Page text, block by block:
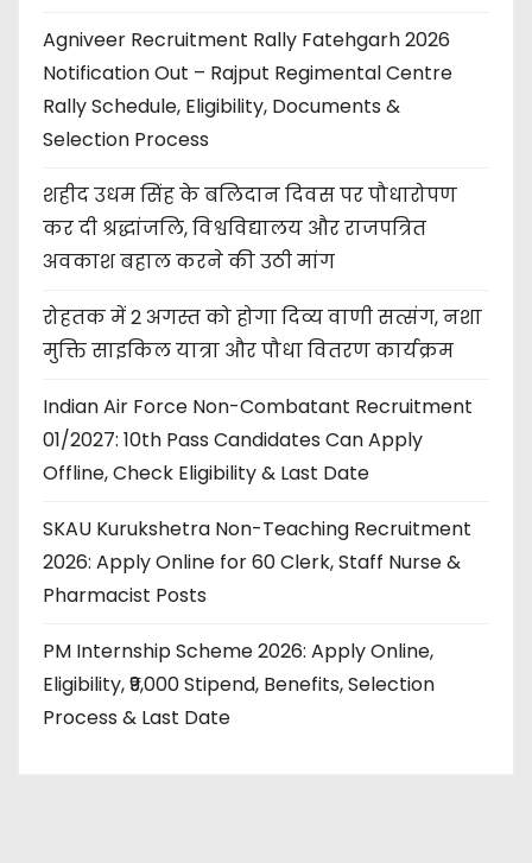
Agniveer Recruitment Rally Fatehgarh 2026
Notification Out – Rajput Regimental Centre
Rally Schedule, Eligibility, Documents &
Selection Process
शहीद उधम सिंह के बलिदान दिवस पर पौधारोपण
कर दी श्रद्धांजलि, विश्वविद्यालय और राजपत्रित
अवकाश बहाल करने की उठी मांग
रोहतक में 2 अगस्त को होगा दिव्य वाणी सत्संग, नशा
मुक्ति साइकिल यात्रा और पौधा वितरण कार्यक्रम
Indian Air Force Non-Combatant Recruitment
01/2027: 10th Pass Candidates Can Apply
Offline, Check Eligibility & Last Date
SKAU Kurukshetra Non-Teaching Recruitment
2026: Apply Online for 60 Clerk, Staff Nurse &
Pharmacist Posts
PM Internship Scheme 2026: Apply Online,
Eligibility, ₹9,000 Stipend, Benefits, Selection
Process & Last Date